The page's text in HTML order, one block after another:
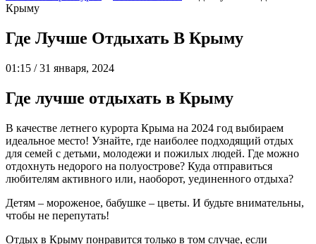
Крыму
Где Лучше Отдыхать В Крыму
01:15 / 31 января, 2024
Где лучше отдыхать в Крыму
В качестве летнего курорта Крыма на 2024 год выбираем
идеальное место! Узнайте, где наиболее подходящий отдых
для семей с детьми, молодежи и пожилых людей. Где можно
отдохнуть недорого на полуострове? Куда отправиться
любителям активного или, наоборот, уединенного отдыха?
Детям – мороженое, бабушке – цветы. И будьте внимательны,
чтобы не перепутать!
Отдых в Крыму понравится только в том случае, если